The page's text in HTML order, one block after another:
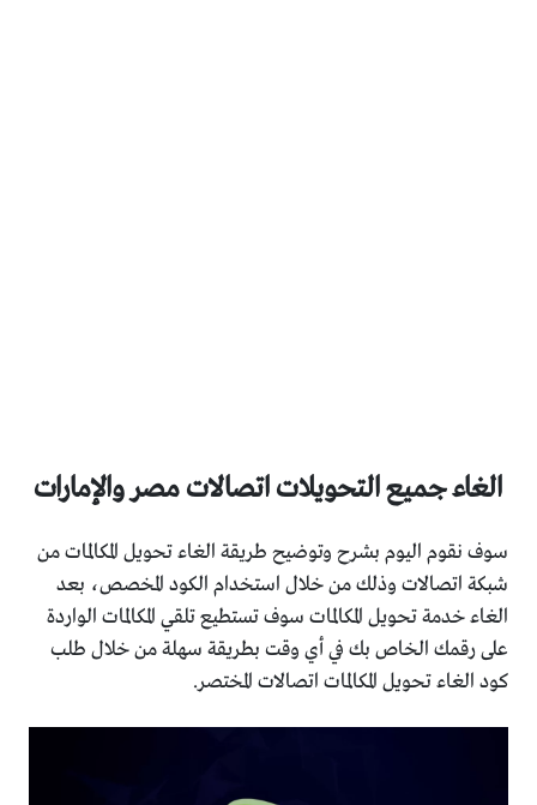
الغاء جميع التحويلات اتصالات مصر والإمارات
سوف نقوم اليوم بشرح وتوضيح طريقة الغاء تحويل المكالمات من
شبكة اتصالات وذلك من خلال استخدام الكود المخصص، بعد
الغاء خدمة تحويل المكالمات سوف تستطيع تلقي المكالمات الواردة
على رقمك الخاص بك في أي وقت بطريقة سهلة من خلال طلب
كود الغاء تحويل المكالمات اتصالات المختصر.